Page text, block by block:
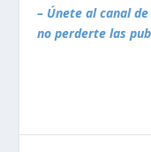
– Únete al canal
no perderte las